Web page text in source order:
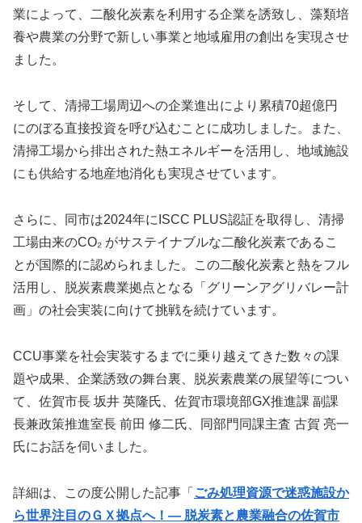
業によって、二酸化炭素を利用する企業を誘致し、藻類培
養や農業の分野で新しい事業と地域雇用の創出を実現させ
ました。
そして、清掃工場周辺への企業進出により累積70超億円
にのぼる直接投資を呼び込むことに成功しました。また、
清掃工場から排出された熱エネルギーを活用し、地域施設
にも供給する地産地消化も実現させています。
さらに、同市は2024年にISCC PLUS認証を取得し、清掃
工場由来のCO₂ がサステイナブルな二酸化炭素であるこ
とが国際的に認められました。この二酸化炭素と熱をフル
活用し、脱炭素農業拠点となる「グリーンアグリバレー計
画」の社会実装に向けて挑戦を続けています。
CCU事業を社会実装するまでに乗り越えてきた数々の課
題や成果、企業誘致の舞台裏、脱炭素農業の展望等につい
て、佐賀市長 坂井 英隆氏、佐賀市環境部GX推進課 副課
長兼政策推進室長 前田 修二氏、同部門同課主査 古賀 亮一
氏にお話を伺いました。
詳細は、この度公開した記事「 ごみ処理資源で迷惑施設か
ら世界注目のＧＸ拠点へ！― 脱炭素と農業融合の佐賀市